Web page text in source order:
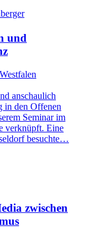
und
anschaulich
in den Offenen
Seminar im
verknüpft. Eine
besuchte…
zwischen